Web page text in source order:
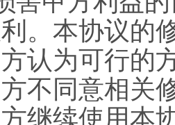
。本协议的
认为可行的
不同意相关
继续使用本